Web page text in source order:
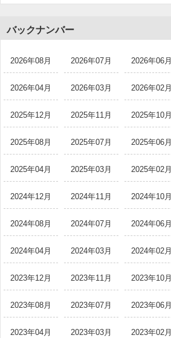
バックナンバー
2026年08月 2026年07月 2026年06月
2026年04月 2026年03月 2026年02月
2025年12月 2025年11月 2025年10月
2025年08月 2025年07月 2025年06月
2025年04月 2025年03月 2025年02月
2024年12月 2024年11月 2024年10月
2024年08月 2024年07月 2024年06月
2024年04月 2024年03月 2024年02月
2023年12月 2023年11月 2023年10月
2023年08月 2023年07月 2023年06月
2023年04月 2023年03月 2023年02月